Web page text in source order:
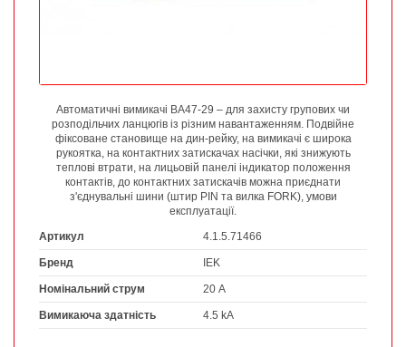
Автоматичні вимикачі ВА47-29 – для захисту групових чи
розподільчих ланцюгів із різним навантаженням. Подвійне
фіксоване становище на дин-рейку, на вимикачі є широка
рукоятка, на контактних затискачах насічки, які знижують
теплові втрати, на лицьовій панелі індикатор положення
контактів, до контактних затискачів можна приєднати
з'єднувальні шини (штир PIN та вилка FORK), умови
експлуатації.
Артикул
4.1.5.71466
Бренд IEK
Номінальний струм 20 А
Вимикаюча здатність 4.5 kA